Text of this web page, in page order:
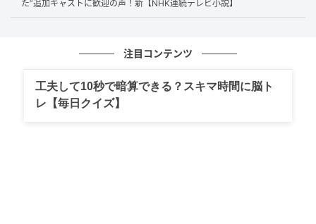
渡していたのだった。
進んでいく。怪奇とロマンス、そして悲劇が交錯する
独特の味わいが持ち味で、奇抜なだけでなくドラマ性
も高い作品だ。
た”追加キャストに歓迎の声！新【NHK連続テレビ小説】
注目コンテンツ
工夫して10秒で暗算できる？スキマ時間に脳ト
レ【毎日クイズ】